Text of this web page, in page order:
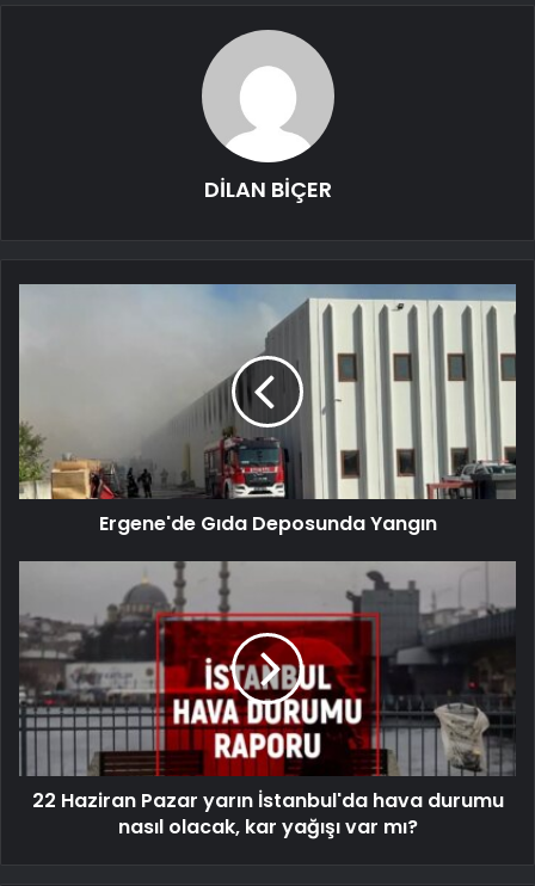
DİLAN BİÇER
Ergene'de Gıda Deposunda Yangın
22 Haziran Pazar yarın İstanbul'da hava durumu
nasıl olacak, kar yağışı var mı?